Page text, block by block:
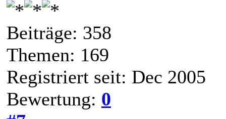
Beiträge: 358
Themen: 169
Registriert seit: Dec 2005
Bewertung: 0